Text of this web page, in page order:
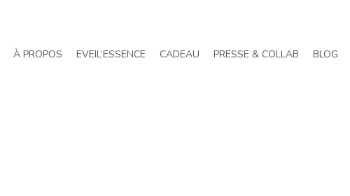
À PROPOS EVEIL’ESSENCE CADEAU PRESSE & COLLAB BLOG